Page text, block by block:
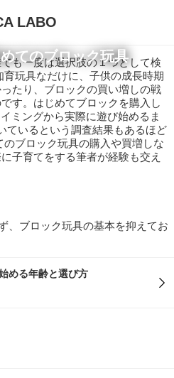
LABO
てのブロック玩具
も一度は選択肢の１つとして検
玩具なだけに、子供の成長時期
たり、ブロックの買い増しの戦
す。はじめてブロックを購入し
ミングから実際に遊び始めるま
ているという調査結果もあるほど
ブロック玩具の購入や買増しな
子育てをする筆者が経験も交え
、ブロック玩具の基本を抑えてお
める年齢と選び方